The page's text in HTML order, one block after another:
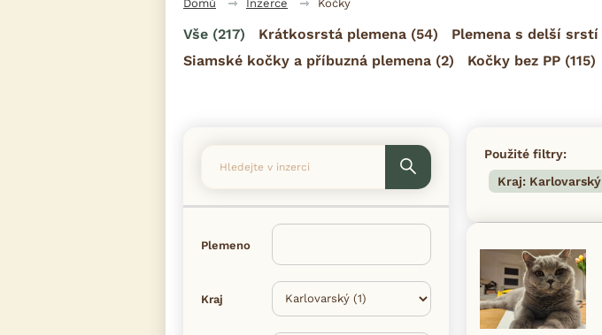
Domů Inzerce Kočky
Vše (217) Krátkosrstá plemena (54) Plemena s delší srstí
Siamské kočky a příbuzná plemena (2) Kočky bez PP (115)
Plemeno
Kraj
Použité filtry:
Kraj: Karlovarský